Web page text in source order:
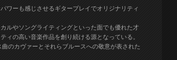
ワーも感じさせるギタープレイでオリジナリティ
ルやソングライティングといった面でも優れた才
ィの高い音楽作品を創り続ける源となっている。
のカヴァーとそれらブルースへの敬意が表された